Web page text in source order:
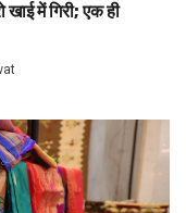
खाई में गिरी; एक ही